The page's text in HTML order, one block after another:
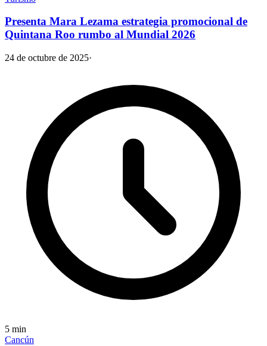
Presenta Mara Lezama estrategia promocional de
Quintana Roo rumbo al Mundial 2026
24 de octubre de 2025·
5 min
Cancún